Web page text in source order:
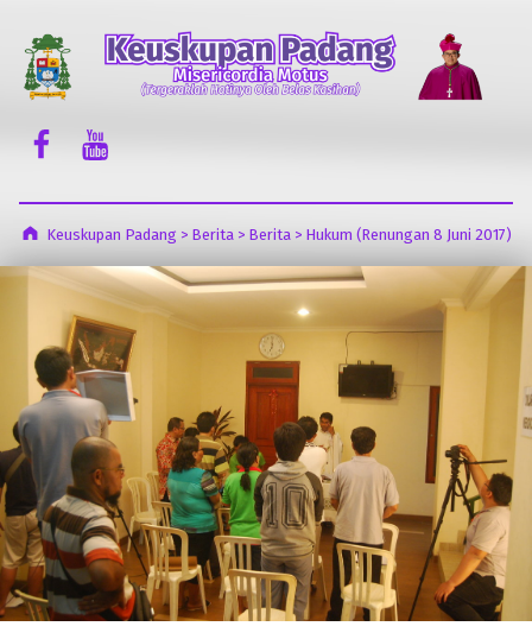
Facebook Komsos
Youtube Komsos
Keuskupan Padang > Berita> Berita> Hukum (Renungan 8 Juni 2017)